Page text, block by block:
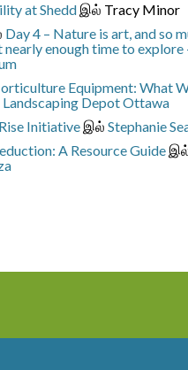
at Shedd இல் Tracy Minor
Day 4 – Nature is art, and so
enough time to explore
Equipment: What
Landscaping Depot Ottawa
Initiative இல்Stephanie
A Resource Guide